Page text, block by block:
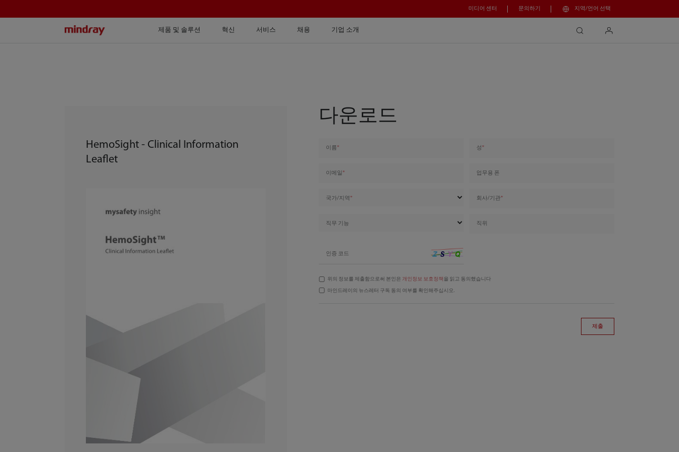
제품 및 솔루션 혁신 서비스 채용 기업 소개
미디어 센터 문의하기 지역/언어 선택
HemoSight - Clinical Information
Leaflet
다운로드
이름 성
이메일 업무용 폰
국가/지역 회사/기관
직무 기능 직위
인증 코드
위의 정보를 제출함으로써 본인은개인정보 보호정책 을 읽고 동의했습니다
마인드레이의 뉴스레터 구독 동의 여부를 확인해주십시오.
제출